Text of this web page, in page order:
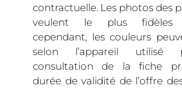
contractuelle. Les photos des
veulent le plus fidèles
cependant, les couleurs
selon l’appareil utilisé
consultation de la fiche
durée de validité de l’offre